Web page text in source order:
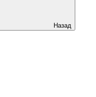
Назад